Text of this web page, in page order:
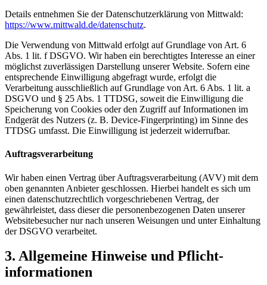
Details entnehmen Sie der Datenschutzerklärung von Mittwald:
https://www.mittwald.de/datenschutz.
Die Verwendung von Mittwald erfolgt auf Grundlage von Art. 6
Abs. 1 lit. f DSGVO. Wir haben ein berechtigtes Interesse an einer
möglichst zuverlässigen Darstellung unserer Website. Sofern eine
entsprechende Einwilligung abgefragt wurde, erfolgt die
Verarbeitung ausschließlich auf Grundlage von Art. 6 Abs. 1 lit. a
DSGVO und § 25 Abs. 1 TTDSG, soweit die Einwilligung die
Speicherung von Cookies oder den Zugriff auf Informationen im
Endgerät des Nutzers (z. B. Device-Fingerprinting) im Sinne des
TTDSG umfasst. Die Einwilligung ist jederzeit widerrufbar.
Auftragsverarbeitung
Wir haben einen Vertrag über Auftragsverarbeitung (AVV) mit dem
oben genannten Anbieter geschlossen. Hierbei handelt es sich um
einen datenschutzrechtlich vorgeschriebenen Vertrag, der
gewährleistet, dass dieser die personenbezogenen Daten unserer
Websitebesucher nur nach unseren Weisungen und unter Einhaltung
der DSGVO verarbeitet.
3. Allgemeine Hinweise und Pflicht­
informationen